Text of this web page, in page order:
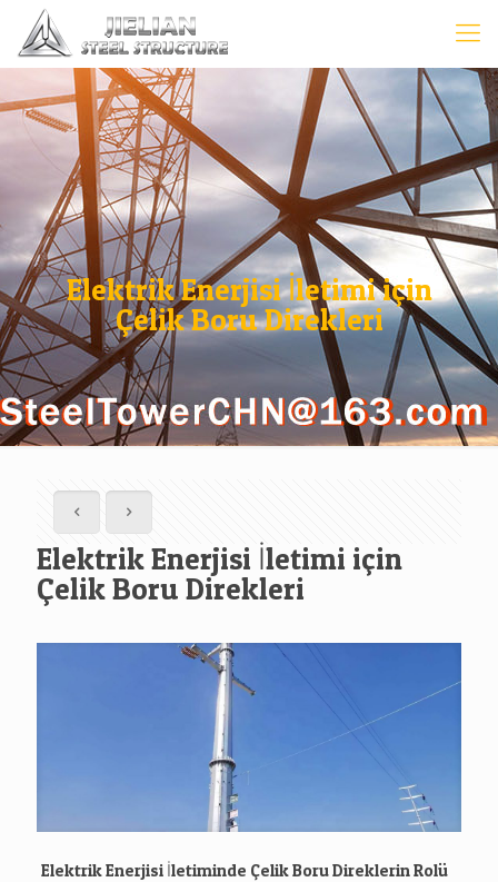
Elektrik Enerjisi İletimi için
Çelik Boru Direkleri
Elektrik Enerjisi İletimi için
Çelik Boru Direkleri
Elektrik Enerjisi İletiminde Çelik Boru Direklerin Rolü